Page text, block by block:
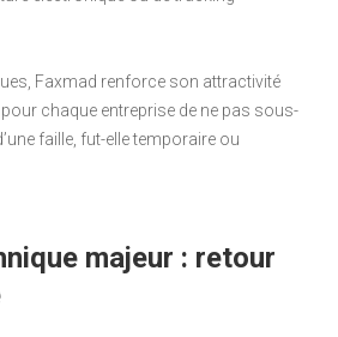
Faxmad renforce son attractivité
chaque entreprise de ne pas sous-
faille, fut-elle temporaire ou
majeur : retour